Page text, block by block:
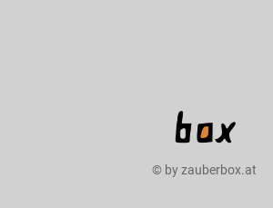
© by zauberbox.at